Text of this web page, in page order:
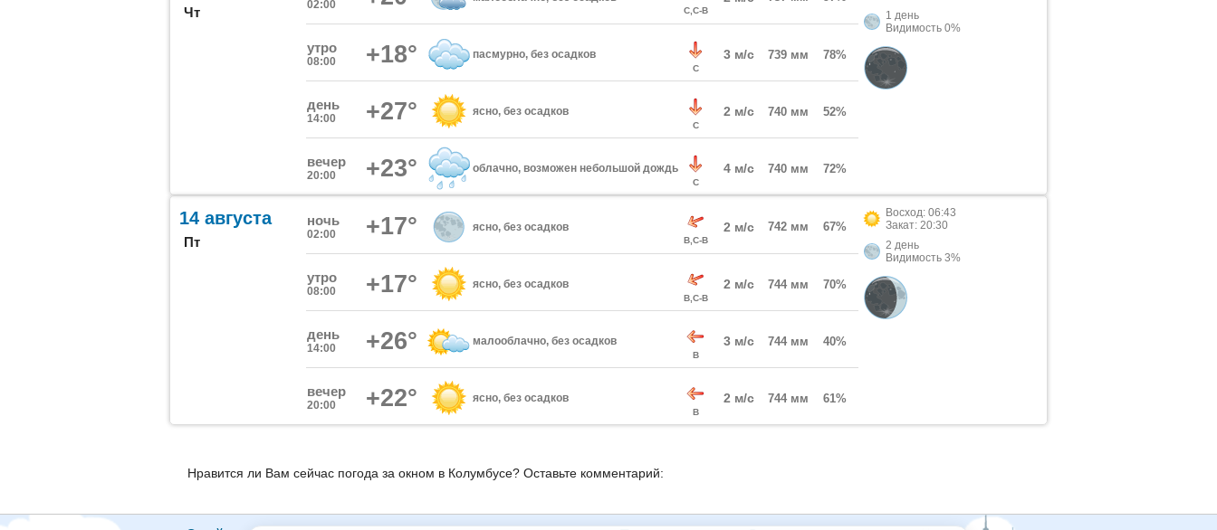
Чт 02:00 С,С-В
утро
08:00 +18° пасмурно, без осадков
С
3 м/с 739 мм 78%
день
14:00 +27° ясно, без осадков
С
2 м/с 740 мм 52%
вечер
20:00 +23° облачно, возможен небольшой дождь
С
4 м/с 740 мм 72%
1 день
Видимость 0%
14 августа
Пт
ночь
02:00 +17° ясно, без осадков
В,С-В
2 м/с 742 мм 67%
утро
08:00 +17° ясно, без осадков
В,С-В
2 м/с 744 мм 70%
день
14:00 +26° малооблачно, без осадков
В
3 м/с 744 мм 40%
вечер
20:00 +22° ясно, без осадков
В
2 м/с 744 мм 61%
Восход: 06:43
Закат: 20:30
2 день
Видимость 3%
Нравится ли Вам сейчас погода за окном в Колумбусе? Оставьте комментарий: